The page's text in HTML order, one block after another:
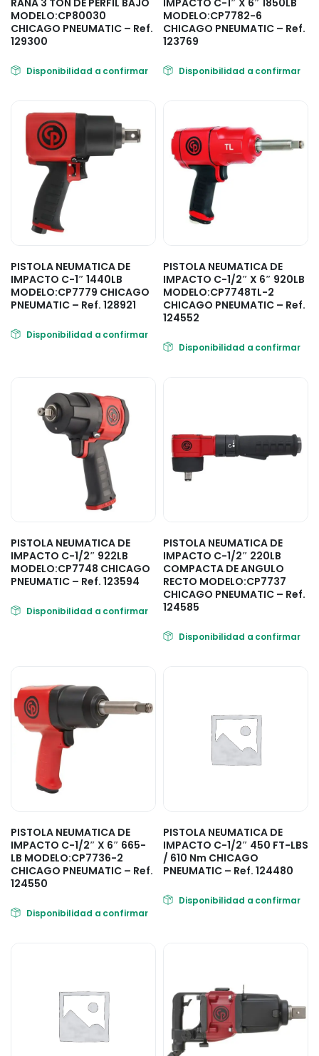
RANA 3 TON DE PERFIL BAJO
MODELO:CP80030
CHICAGO PNEUMATIC – Ref.
129300
Disponibilidad a confirmar
IMPACTO C-1″ X 6″ 1850LB
MODELO:CP7782-6
CHICAGO PNEUMATIC – Ref.
123769
Disponibilidad a confirmar
PISTOLA NEUMATICA DE
IMPACTO C-1″ 1440LB
MODELO:CP7779 CHICAGO
PNEUMATIC – Ref. 128921
Disponibilidad a confirmar
PISTOLA NEUMATICA DE
IMPACTO C-1/2″ X 6″ 920LB
MODELO:CP7748TL-2
CHICAGO PNEUMATIC – Ref.
124552
Disponibilidad a confirmar
PISTOLA NEUMATICA DE
IMPACTO C-1/2″ 922LB
MODELO:CP7748 CHICAGO
PNEUMATIC – Ref. 123594
Disponibilidad a confirmar
PISTOLA NEUMATICA DE
IMPACTO C-1/2″ 220LB
COMPACTA DE ANGULO
RECTO MODELO:CP7737
CHICAGO PNEUMATIC – Ref.
124585
Disponibilidad a confirmar
PISTOLA NEUMATICA DE
IMPACTO C-1/2″ X 6″ 665-
LB MODELO:CP7736-2
CHICAGO PNEUMATIC – Ref.
124550
Disponibilidad a confirmar
PISTOLA NEUMATICA DE
IMPACTO C-1/2″ 450 FT-LBS
/ 610 Nm CHICAGO
PNEUMATIC – Ref. 124480
Disponibilidad a confirmar